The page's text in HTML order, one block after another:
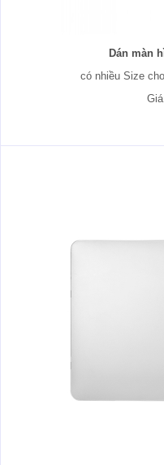
Dán màn
có nhiều Size